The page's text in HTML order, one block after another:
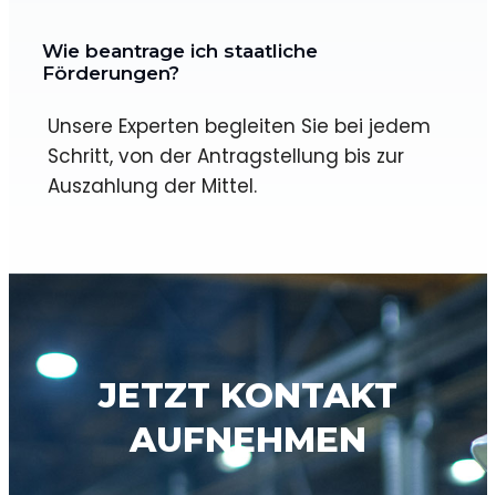
Wie beantrage ich staatliche
Förderungen?
Unsere Experten begleiten Sie bei jedem
Schritt, von der Antragstellung bis zur
Auszahlung der Mittel.
JETZT KONTAKT
AUFNEHMEN